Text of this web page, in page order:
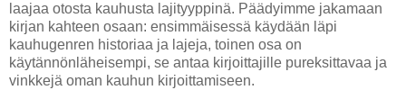
laajaa otosta kauhusta lajityyppinä. Päädyimme jakamaan
kirjan kahteen osaan: ensimmäisessä käydään läpi
kauhugenren historiaa ja lajeja, toinen osa on
käytännönläheisempi, se antaa kirjoittajille pureksittavaa ja
vinkkejä oman kauhun kirjoittamiseen.